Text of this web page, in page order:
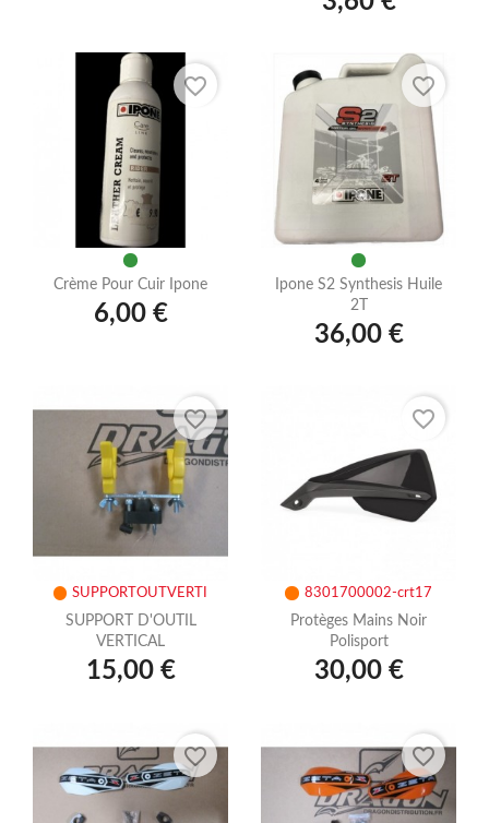
Crème Pour Cuir Ipone
6,00 €
favorite_border
Ipone S2 Synthesis Huile
2T
36,00 €
favorite_border
SUPPORTOUTVERTI
SUPPORT D'OUTIL
VERTICAL
15,00 €
favorite_border
8301700002-crt17
Protèges Mains Noir
Polisport
30,00 €
favorite_border
favorite_border favorite_border